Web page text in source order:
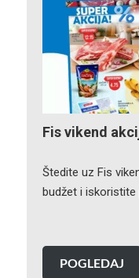
Fis vikend
Štedite uz Fis
budžet i iskoristite
POGLEDAJ